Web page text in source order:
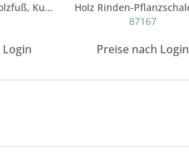
Deko Baum auf Holzfuß, Kunststoff grün-glitter,...
Login
87167
Preise nach Login